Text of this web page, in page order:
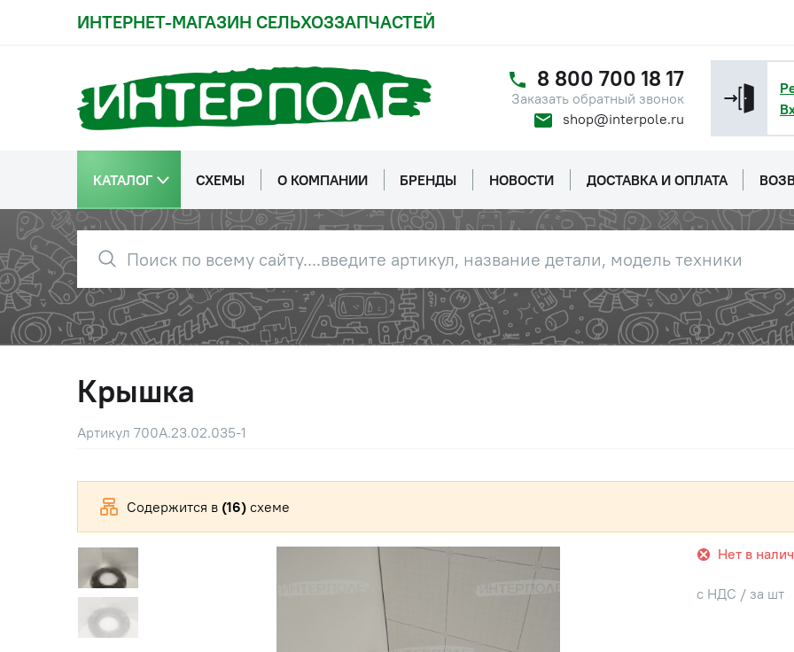
ИНТЕРНЕТ-МАГАЗИН СЕЛЬХОЗЗАПЧАСТЕЙ
8 800 700 18 17
Заказать обратный звонок
shop@interpole.ru
КАТАЛОГ СХЕМЫ О КОМПАНИИ БРЕНДЫ НОВОСТИ ДОСТАВКА И ОПЛАТА
Крышка
Артикул 700А.23.02.035-1
Нет в
с НДС / за шт
Содержится в (16) схеме